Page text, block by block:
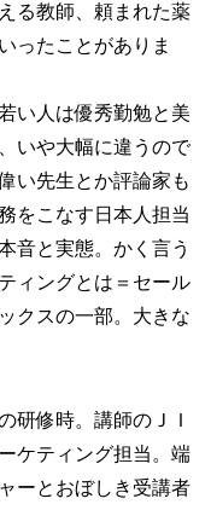
る教師、頼まれた薬
ったことがありま
い人は優秀勤勉と美
いや大幅に違うので
い先生とか評論家も
をこなす日本人担当
音と実態。かく言う
ィングとは＝セール
クスの一部。大きな
研修時。講師のＪＩ
ケティング担当。端
ーとおぼしき受講者